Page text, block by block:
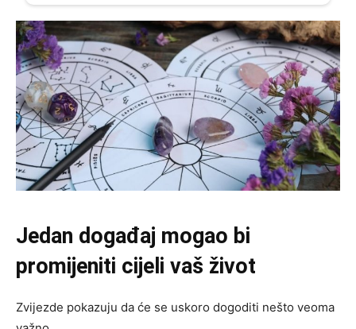
Jedan događaj mogao bi
promijeniti cijeli vaš život
Zvijezde pokazuju da će se uskoro dogoditi nešto veoma